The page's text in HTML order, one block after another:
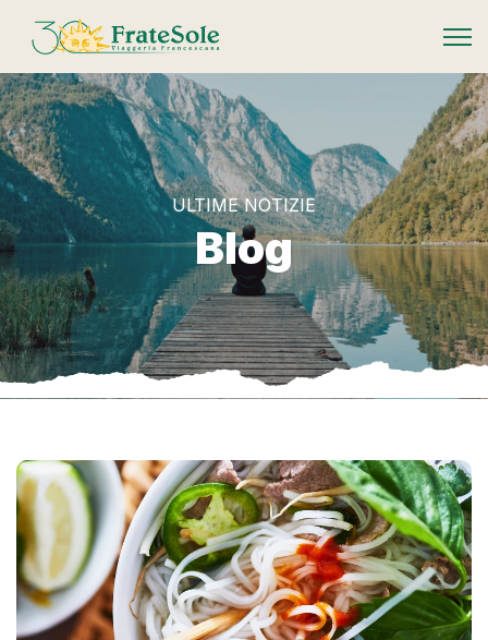
FrateSole Viaggeria Francescana
ULTIME NOTIZIE
Blog